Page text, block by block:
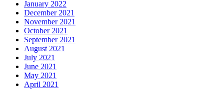
January 2022
December 2021
November 2021
October 2021
September 2021
August 2021
July 2021
June 2021
May 2021
April 2021